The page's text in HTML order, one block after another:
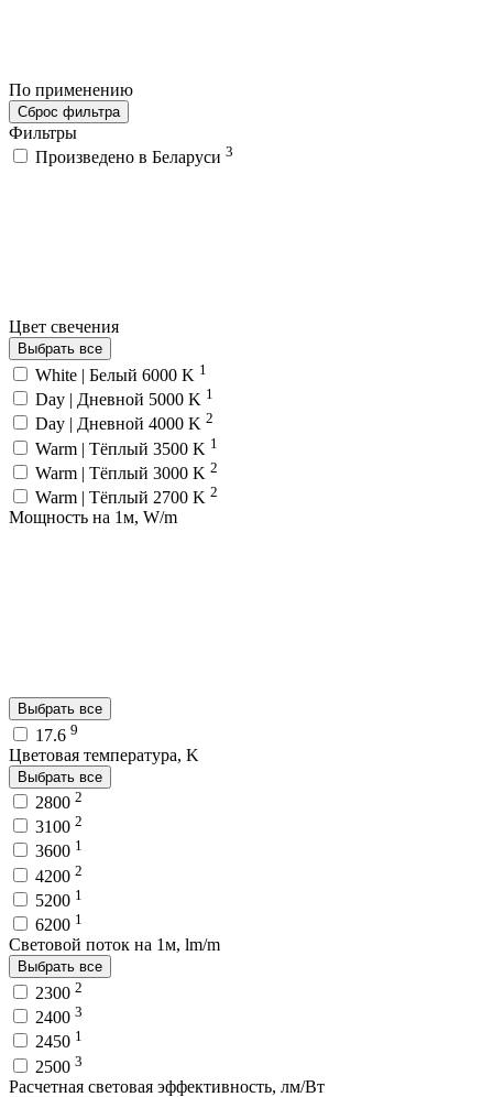
По применению
Сброс фильтра
Фильтры
Произведено в Беларуси 3
Цвет свечения
Выбрать все
White | Белый 6000 K 1
Day | Дневной 5000 K 1
Day | Дневной 4000 K 2
Warm | Тёплый 3500 K 1
Warm | Тёплый 3000 K 2
Warm | Тёплый 2700 K 2
Мощность на 1м, W/m
Выбрать все
17.6 9
Цветовая температура, K
Выбрать все
2800 2
3100 2
3600 1
4200 2
5200 1
6200 1
Световой поток на 1м, lm/m
Выбрать все
2300 2
2400 3
2450 1
2500 3
Расчетная световая эффективность, лм/Вт